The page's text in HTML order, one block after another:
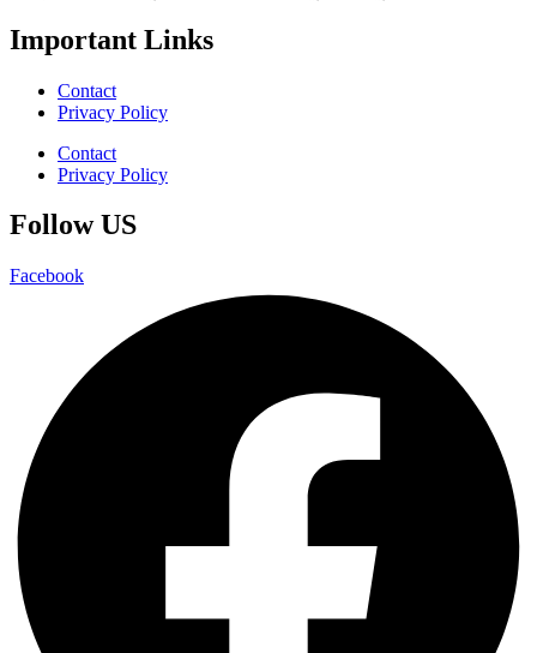
Important Links
Contact
Privacy Policy
Contact
Privacy Policy
Follow US
Facebook